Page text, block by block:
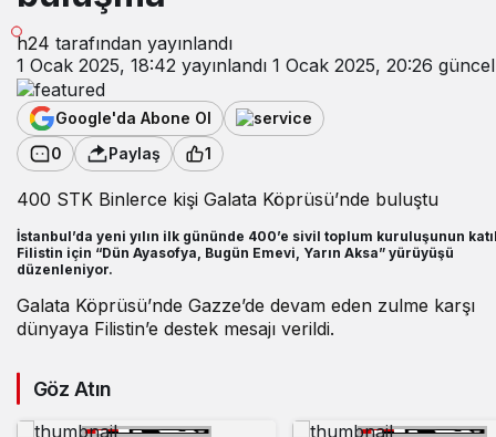
h24 tarafından yayınlandı
1 Ocak 2025, 18:42 yayınlandı 1 Ocak 2025, 20:26
Google'da Abone Ol
0
Paylaş 1
400 STK Binlerce kişi Galata Köprüsü’nde buluştu
İstanbul’da yeni yılın ilk gününde 400’e sivil toplum kuruluşunun
Filistin için “Dün Ayasofya, Bugün Emevi, Yarın Aksa” yürüyüşü
düzenleniyor.
Galata Köprüsü’nde Gazze’de devam eden zulme karşı
dünyaya Filistin’e destek mesajı verildi.
Göz Atın